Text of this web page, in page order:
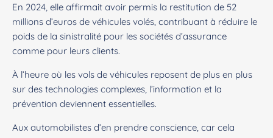
En 2024, elle affirmait avoir permis la restitution de 52
millions d’euros de véhicules volés, contribuant à réduire le
poids de la sinistralité pour les sociétés d’assurance
comme pour leurs clients.
À l’heure où les vols de véhicules reposent de plus en plus
sur des technologies complexes, l’information et la
prévention deviennent essentielles.
Aux automobilistes d’en prendre conscience, car cela